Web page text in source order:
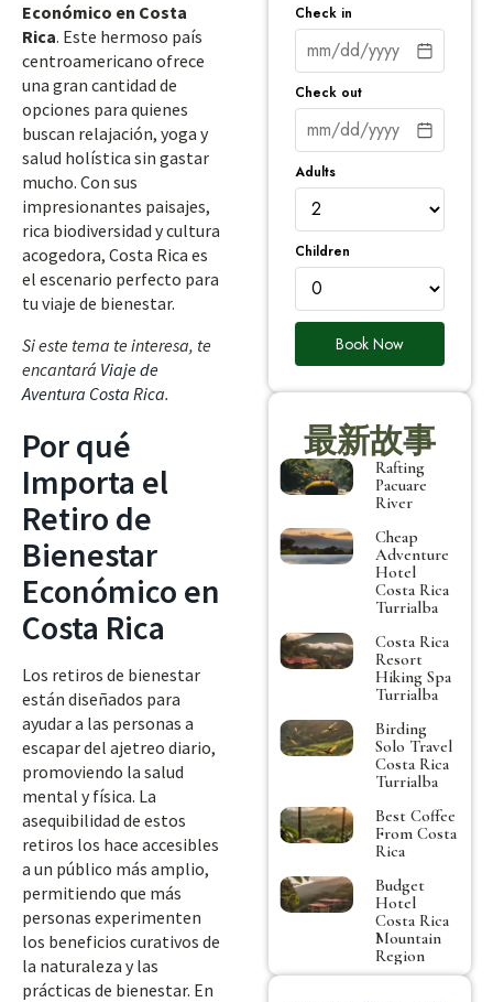
Económico en Costa
Rica. Este hermoso país
centroamericano ofrece
una gran cantidad de
opciones para quienes
buscan relajación, yoga y
salud holística sin gastar
mucho. Con sus
impresionantes paisajes,
rica biodiversidad y cultura
acogedora, Costa Rica es
el escenario perfecto para
tu viaje de bienestar.
Si este tema te interesa, te
encantará Viaje de
Aventura Costa Rica.
Por qué
Importa el
Retiro de
Bienestar
Económico en
Costa Rica
Los retiros de bienestar
están diseñados para
ayudar a las personas a
escapar del ajetreo diario,
promoviendo la salud
mental y física. La
asequibilidad de estos
retiros los hace accesibles
a un público más amplio,
permitiendo que más
personas experimenten
los beneficios curativos de
la naturaleza y las
prácticas de bienestar. En
Check in
Check out
Adults
Children
Book Now
最新故事
Rafting
Pacuare
River
Cheap
Adventure
Hotel
Costa Rica
Turrialba
Costa Rica
Resort
Hiking Spa
Turrialba
Birding
Solo Travel
Costa Rica
Turrialba
Best Coffee
From Costa
Rica
Budget
Hotel
Costa Rica
Mountain
Region